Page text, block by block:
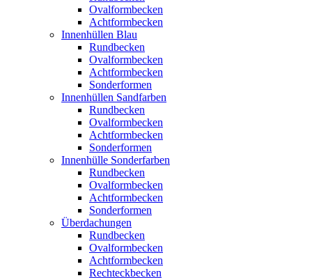
Ovalformbecken
Achtformbecken
Innenhüllen Blau
Rundbecken
Ovalformbecken
Achtformbecken
Sonderformen
Innenhüllen Sandfarben
Rundbecken
Ovalformbecken
Achtformbecken
Sonderformen
Innenhülle Sonderfarben
Rundbecken
Ovalformbecken
Achtformbecken
Sonderformen
Überdachungen
Rundbecken
Ovalformbecken
Achtformbecken
Rechteckbecken